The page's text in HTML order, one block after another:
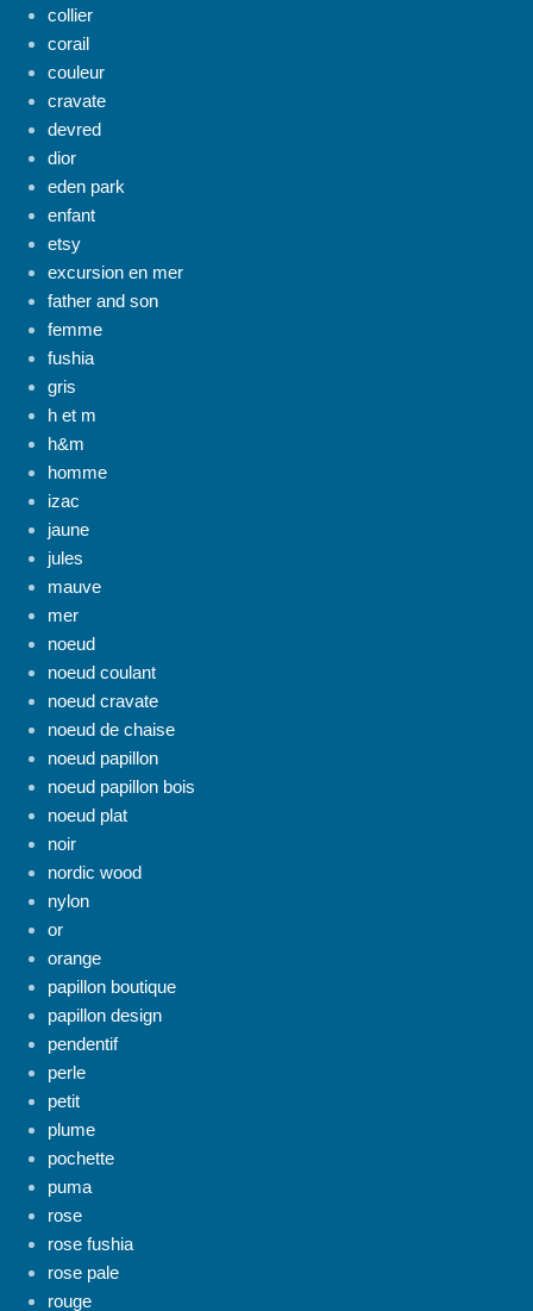
collier
corail
couleur
cravate
devred
dior
eden park
enfant
etsy
excursion en mer
father and son
femme
fushia
gris
h et m
h&m
homme
izac
jaune
jules
mauve
mer
noeud
noeud coulant
noeud cravate
noeud de chaise
noeud papillon
noeud papillon bois
noeud plat
noir
nordic wood
nylon
or
orange
papillon boutique
papillon design
pendentif
perle
petit
plume
pochette
puma
rose
rose fushia
rose pale
rouge